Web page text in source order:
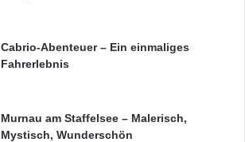
Cabrio-Abenteuer – Ein einmaliges
Fahrerlebnis
Murnau am Staffelsee – Malerisch,
Mystisch, Wunderschön